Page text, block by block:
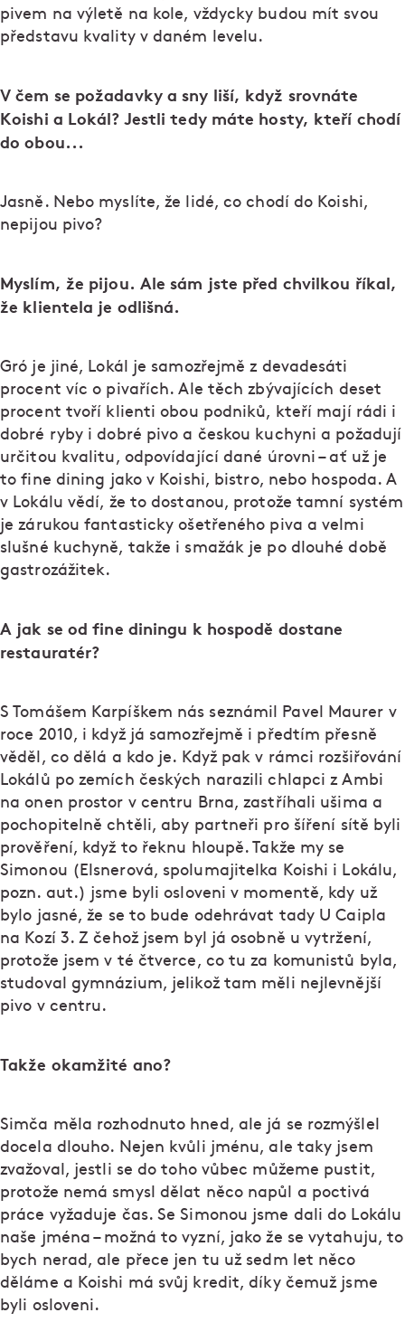
pivem na výletě na kole, vždycky budou mít svou
představu kvality v daném levelu.
V čem se požadavky a sny liší, když srovnáte
Koishi a Lokál? Jestli tedy máte hosty, kteří chodí
do obou...
Jasně. Nebo myslíte, že lidé, co chodí do Koishi,
nepijou pivo?
Myslím, že pijou. Ale sám jste před chvilkou říkal,
že klientela je odlišná.
Gró je jiné, Lokál je samozřejmě z devadesáti
procent víc o pivařích. Ale těch zbývajících deset
procent tvoří klienti obou podniků, kteří mají rádi i
dobré ryby i dobré pivo a českou kuchyni a požadují
určitou kvalitu, odpovídající dané úrovni – ať už je
to fine dining jako v Koishi, bistro, nebo hospoda. A
v Lokálu vědí, že to dostanou, protože tamní systém
je zárukou fantasticky ošetřeného piva a velmi
slušné kuchyně, takže i smažák je po dlouhé době
gastrozážitek.
A jak se od fine diningu k hospodě dostane
restauratér?
S Tomášem Karpíškem nás seznámil Pavel Maurer v
roce 2010, i když já samozřejmě i předtím přesně
věděl, co dělá a kdo je. Když pak v rámci rozšiřování
Lokálů po zemích českých narazili chlapci z Ambi
na onen prostor v centru Brna, zastříhali ušima a
pochopitelně chtěli, aby partneři pro šíření sítě byli
prověření, když to řeknu hloupě. Takže my se
Simonou (Elsnerová, spolumajitelka Koishi i Lokálu,
pozn. aut.) jsme byli osloveni v momentě, kdy už
bylo jasné, že se to bude odehrávat tady U Caipla
na Kozí 3. Z čehož jsem byl já osobně u vytržení,
protože jsem v té čtverce, co tu za komunistů byla,
studoval gymnázium, jelikož tam měli nejlevnější
pivo v centru.
Takže okamžité ano?
Simča měla rozhodnuto hned, ale já se rozmýšlel
docela dlouho. Nejen kvůli jménu, ale taky jsem
zvažoval, jestli se do toho vůbec můžeme pustit,
protože nemá smysl dělat něco napůl a poctivá
práce vyžaduje čas. Se Simonou jsme dali do Lokálu
naše jména – možná to vyzní, jako že se vytahuju, to
bych nerad, ale přece jen tu už sedm let něco
děláme a Koishi má svůj kredit, díky čemuž jsme
byli osloveni.